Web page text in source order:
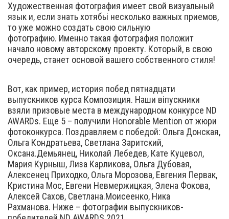
Художественная фотография имеет свой визуальный
язык и, если знать хотябьі несколько важных приемов,
то уже можно создать свою сильную
фотографию. Именно такая фотография положит
начало новому авторскому проекту. Который, в свою
очередь, станет основой вашего собственного стиля!
Вот, как пример, история побед пятнадцати
выпускников курса Композиция. Наши віпускники
взяли призовые места в международном конкурсе ND
AWARDs. Еще 5 – получили Honorable Mention от жюри
фотоконкурса. Поздравляем с победой: Ольга Донская,
Ольга Кондратьева, Светлана Заритский,
Оксана.Демьянец, Николай Лебедев, Кате Куцевол,
Мария Курныш, Лиза Карликова, Ольга Дубовая,
Алексенец Приходко, Ольга Морозова, Евгения Первак,
Кристина Мос, Евгени Невмержицкая, Элена Фокова,
Алексей Сахов, Светлана.Моисеенко, Ника
Рахманова. Ниже – фотографии выпускников-